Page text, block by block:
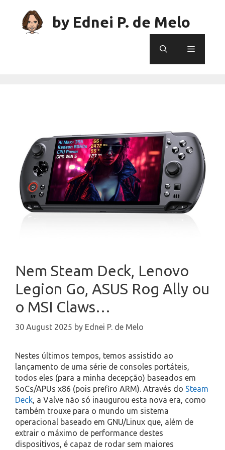
content
by Ednei P. de Melo
Menu
Nem Steam Deck, Lenovo
Legion Go, ASUS Rog Ally ou
o MSI Claws…
30 August 2025 by Ednei P. de Melo
Nestes últimos tempos, temos assistido ao
lançamento de uma série de consoles portáteis,
todos eles (para a minha decepção) baseados em
SoCs/APUs x86 (pois prefiro ARM). Através do Steam
Deck, a Valve não só inaugurou esta nova era, como
também trouxe para o mundo um sistema
operacional baseado em GNU/Linux que, além de
extrair o máximo de performance destes
dispositivos, é capaz de rodar sem maiores